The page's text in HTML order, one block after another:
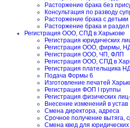
Расторжение брака без
Консультация по разводу
Расторжение брака с детьми
Расторжение брака и
Регистрация ООО, СПД в Харькове
Регистрация юридических
Регистрация ООО, фирмы,
Регистрация ООО, ЧП, ФЛП
Регистрация ООО, СПД в
Регистрация плательщика
Подача Формы 6
Изготовление печатей
Регистрация ФОП I группы
Регистрация физических
Внесение изменений в устав
Смена директора, адреса
Срочное получение вытяга,
Смена квед для